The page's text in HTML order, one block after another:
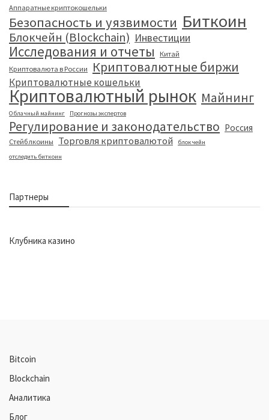
Аппаратные криптокошельки
Безопасность и уязвимости Биткоин
Блокчейн (Blockchain) Инвестиции
Исследования и отчеты
Китай
Криптовалюта в России
Криптовалютные биржи
Криптовалютные кошельки
Криптовалютный рынок Майнинг
Облачный майнинг Прогнозы экспертов
Регулирование и законодательство Россия
Стейблкоины Торговля криптовалютой
блокчейн
отследить биткоин
Партнеры
Клубника казино
Bitcoin
Blockchain
Аналитика
Блог